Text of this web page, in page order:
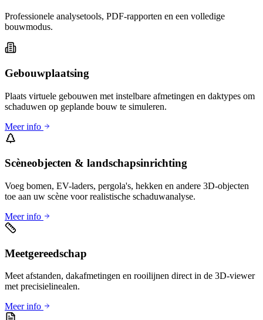
Professionele analysetools, PDF-rapporten en een volledige
bouwmodus.
Gebouwplaatsing
Plaats virtuele gebouwen met instelbare afmetingen en daktypes om
schaduwen op geplande bouw te simuleren.
Meer info
Scèneobjecten & landschapsinrichting
Voeg bomen, EV-laders, pergola's, hekken en andere 3D-objecten
toe aan uw scène voor realistische schaduwanalyse.
Meer info
Meetgereedschap
Meet afstanden, dakafmetingen en rooilijnen direct in de 3D-viewer
met precisielinealen.
Meer info